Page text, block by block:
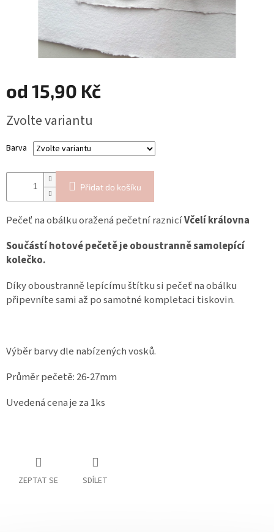
Přihlášení
od 15,90 Kč
cena:
Zvolte variantu
Barva
Přidat do košíku
Pečeť na obálku oražená pečetní raznicíVčelí královna
Součástí hotové pečetě je oboustranně samolepící
kolečko.
Díky oboustranně lepícímu štítku si pečeť na obálku
připevníte sami až po samotné kompletaci tiskovin.
Výběr barvy dle nabízených vosků.
Průměr pečetě: 26-27mm
Uvedená cena je za 1ks
ZEPTAT SE SDÍLET